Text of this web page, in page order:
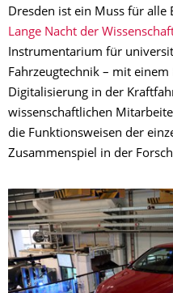
Dresden ist ein Muss für alle
Lange Nacht der
Instrumentarium für
Fahrzeugtechnik – mit
Digitalisierung in der
wissenschaftlichen
die Funktionsweisen der
Zusammenspiel in der